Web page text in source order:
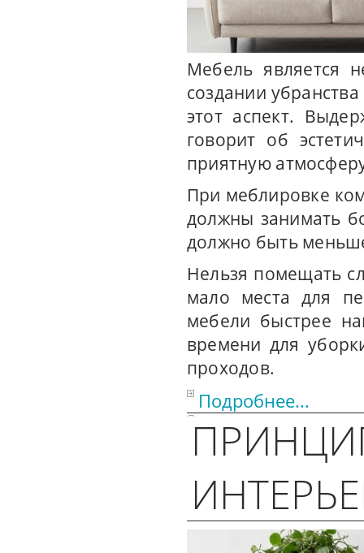
Мебель является
создании
этот аспект.
говорит об
приятную
При меблировке
должны занимать
должно быть
Нельзя помещать
мало места для
мебели быстрее
времени для
проходов.
Подробнее...